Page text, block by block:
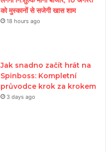
को मुस्कानों से सजेगी खास शाम
18 hours ago
Jak snadno začít hrát na
Spinboss: Kompletní
průvodce krok za krokem
3 days ago